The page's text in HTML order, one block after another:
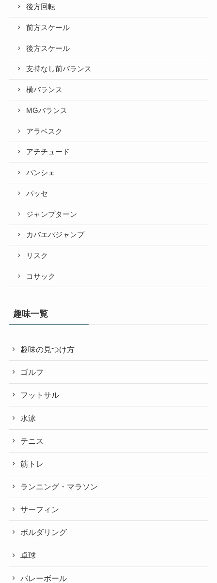
後方回転
前方スケール
後方スケール
支持なし前バランス
横バランス
MGバランス
アラベスク
アチチュード
パンシェ
パッセ
ジャンプターン
カバエバジャンプ
リスク
コサック
趣味一覧
趣味の見つけ方
ゴルフ
フットサル
水泳
テニス
筋トレ
ランニング・マラソン
サーフィン
ボルダリング
卓球
バレーボール